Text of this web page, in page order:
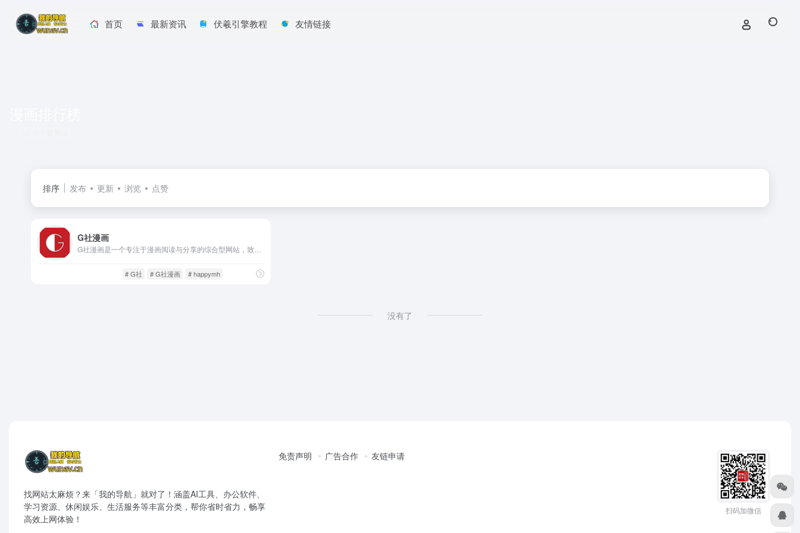
首页 最新资讯 伏羲引擎教程 友情链接
排序 发布 更新 浏览 点赞
G社漫画
# G社 # G社漫画 # happymh
没有了
找网站太麻烦？来「我的导航」就对了！涵盖AI工具、办公软件、
学习资源、休闲娱乐、生活服务等丰富分类，帮你省时省力，畅享
高效上网体验！
免责声明 广告合作 友链申请
扫码加微信